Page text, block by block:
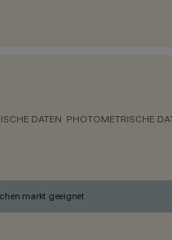
DATEN PHOTOMETRISCHE
markt geeignet